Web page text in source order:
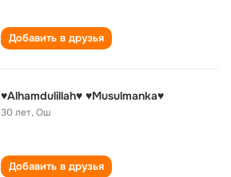
Добавить в друзья
♥Alhamdulillah♥️ ♥️Musulmanka♥️
30 лет,Ош
Добавить в друзья